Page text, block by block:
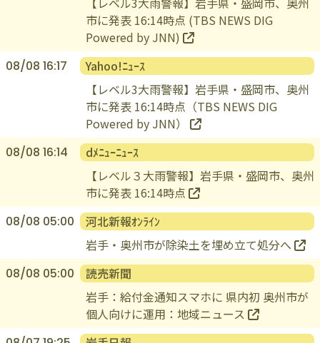
【レベル3大雨警報】岩手県・盛岡市、奥州
市に発表 16:14時点 (TBS NEWS DIG
Powered by JNN)
08/08 16:17
Yahoo!ﾆｭｰｽ
【レベル3大雨警報】岩手県・盛岡市、奥州
市に発表 16:14時点（TBS NEWS DIG
Powered by JNN）
08/08 16:14
dﾒﾆｭｰﾆｭｰｽ
【レベル３大雨警報】岩手県・盛岡市、奥州
市に発表 16:14時点
08/08 05:00
河北新報ｵﾝﾗｲﾝ
岩手・奥州市が除染土を埋め立て処分へ
08/08 05:00
読売新聞
岩手：給付金通知スマホに 県内初 奥州市が
個人向けに運用：地域ニュース